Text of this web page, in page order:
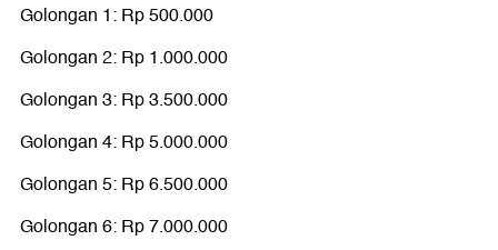
Golongan 1: Rp 500.000
Golongan 2: Rp 1.000.000
Golongan 3: Rp 3.500.000
Golongan 4: Rp 5.000.000
Golongan 5: Rp 6.500.000
Golongan 6: Rp 7.000.000